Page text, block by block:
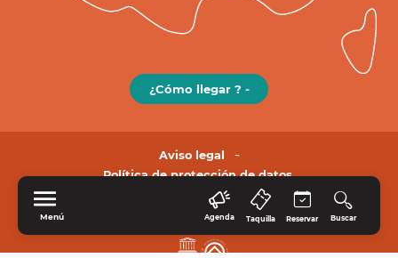
Menú Agenda Taquilla Reservar Buscar
¿Cómo llegar ? -
Aviso legal
Política de protección de datos.